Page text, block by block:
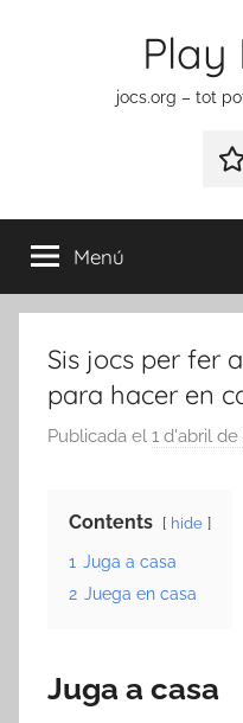
Play
jocs.org – tot
Menú
Sis jocs per fer
para hacer en
Publicada el 1 d'abril de
Contents hide
1 Juga a casa
2 Juega en casa
Juga a casa